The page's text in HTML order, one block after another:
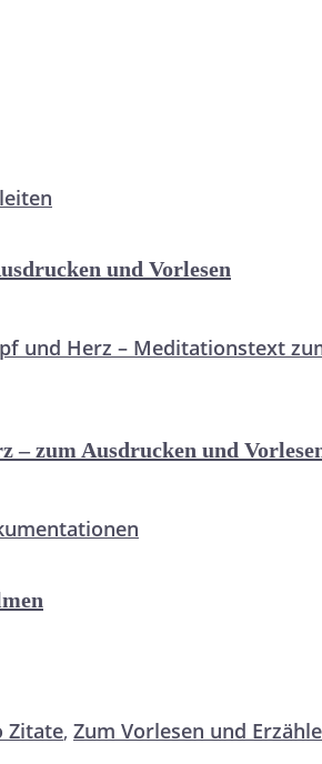
und Vorlesen
zum Ausdrucken und
Zitate, Zum Vorlesen und